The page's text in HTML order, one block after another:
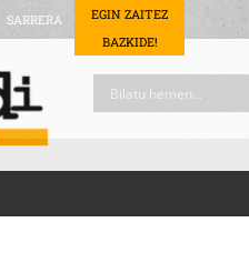
SARRERA
EGIN ZAITEZ
BAZKIDE!